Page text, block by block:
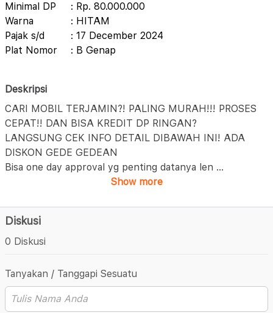
Minimal DP
: Rp. 80.000.000
Warna
: HITAM
Pajak s/d
: 17 December 2024
Plat Nomor
: B Genap
Deskripsi
CARI MOBIL TERJAMIN?! PALING MURAH!!! PROSES
CEPAT!! DAN BISA KREDIT DP RINGAN?
LANGSUNG CEK INFO DETAIL DIBAWAH INI! ADA
DISKON GEDE GEDEAN
Bisa one day approval yg penting datanya len ...
Show more
Diskusi
0 Diskusi
Tanyakan / Tanggapi Sesuatu